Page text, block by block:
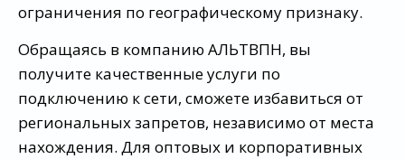
ограничения по географическому признаку.
Обращаясь в компанию АЛЬТВПН, вы
получите качественные услуги по
подключению к сети, сможете избавиться от
региональных запретов, независимо от места
нахождения. Для оптовых и корпоративных